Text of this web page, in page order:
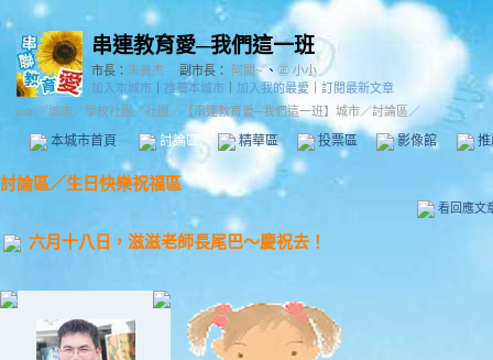
串連教育愛─我們這一班
市長： 朱晉杰 副市長： 阿關~、 ㊣ 小小
加入本城市
推薦本城市 加入我的最愛
訂閱最新文章
udn／城市／學校社團 ／社團 ／ 【串連教育愛─我們這一班】城市／討論區／
本城市首頁 討論區 精華區 投票區 影像館
討論區／生日快樂祝福區
看回應文
六月十八日，滋滋老師長尾巴～慶祝去！